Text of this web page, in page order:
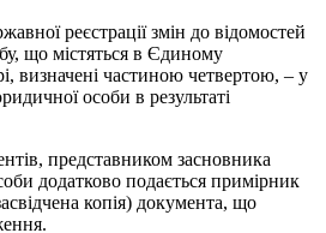
реєстрації змін до відомостей
що містяться в Єдиному
визначені частиною четвертою, – у
особи в результаті
представником засновника
додатково подається примірник
копія) документа, що